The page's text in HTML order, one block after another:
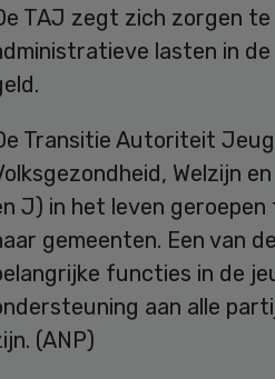
TAJ zegt zich zorgen
lasten in
Transitie Autoriteit
Welzijn
J) in het leven
gemeenten. Een van
functies in de
aan alle
(ANP)